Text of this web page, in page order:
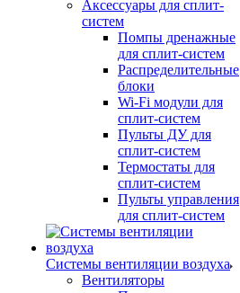
Аксессуары для сплит-
систем
Помпы дренажные
для сплит-систем
Распределительные
блоки
Wi-Fi модули для
сплит-систем
Пульты ДУ для
сплит-систем
Термостаты для
сплит-систем
Пульты управления
для сплит-систем
Системы вентиляции воздуха
Вентиляторы